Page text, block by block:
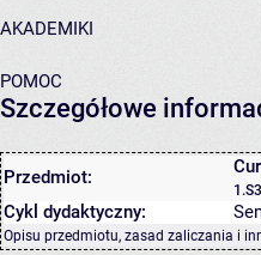
AKADEMIKI
POMOC
Szczegółowe
Przedmiot:
Cykl dydaktyczny:
Opisu przedmiotu, zasad zaliczania i